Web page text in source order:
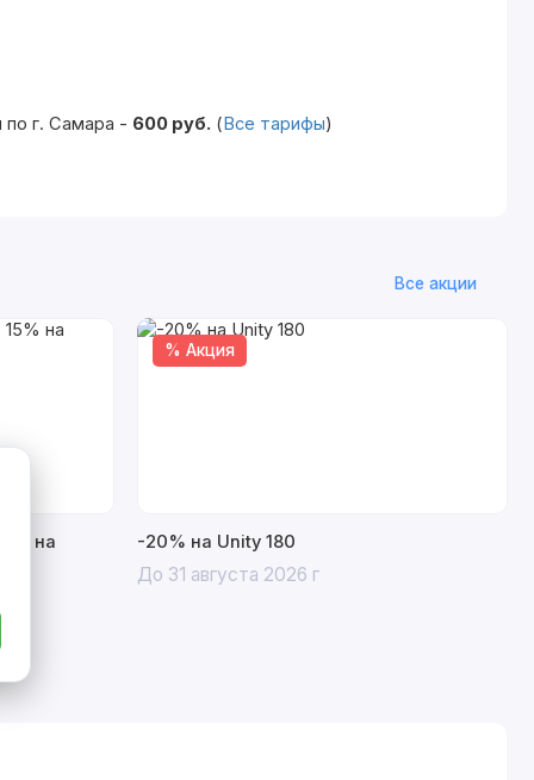
г. Самара - 600 руб. ( Все тарифы)
Все акции
на
% Акция
-20% на Unity 180
До 31 августа 2026 г